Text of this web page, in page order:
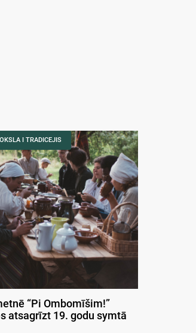
I TRADICEJIS
“Pi Ombomīšim!”
atsagrīzt 19. godu symtā